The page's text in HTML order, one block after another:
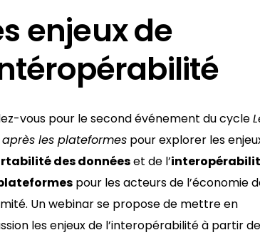
enjeux de
vous pour le second événement du cycle
les plateformes pour explorer les
des donnéeset de l’
pour les acteurs de l’économie
Un webinar se propose de mettre en
les enjeux de l’interopérabilité à partir de